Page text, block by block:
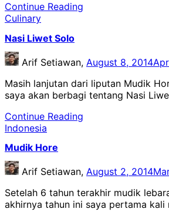
Continue Reading
Culinary
Nasi Liwet Solo
Arif Setiawan, August 8, 2014
Masih lanjutan dari liputan Mudik
saya akan berbagi tentang Nasi
Continue Reading
Indonesia
Mudik Hore
Arif Setiawan, August 2, 2014
Setelah 6 tahun terakhir mudik
akhirnya tahun ini saya pertama